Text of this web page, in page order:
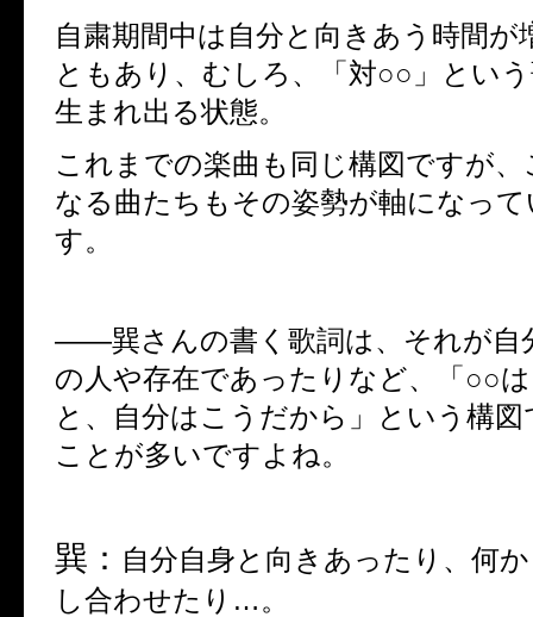
自粛期間中は自分と向きあう時間が
ともあり、むしろ、「対○○」とい
生まれ出る状態。
これまでの楽曲も同じ構図ですが
なる曲たちもその姿勢が軸になっ
す。
――巽さんの書く歌詞は、それが自
の人や存在であったりなど、「○○
と、自分はこうだから」という構
ことが多いですよね。
巽： 自分自身と向きあったり、何
し合わせたり …。